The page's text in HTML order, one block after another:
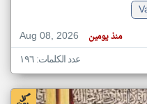
Aug 08, 2026
منذ يومين
عدد الكلمات: ١٩٦